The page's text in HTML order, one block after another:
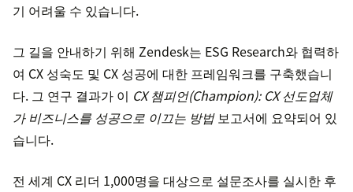
기 어려울 수 있습니다.
그 길을 안내하기 위해 Zendesk는 ESG Research와 협력하
여 CX 성숙도 및 CX 성공에 대한 프레임워크를 구축했습니
다. 그 연구 결과가 이 CX 챔피언(Champion): CX 선도업체
가 비즈니스를 성공으로 이끄는 방법보고서에 요약되어 있
습니다.
전 세계 CX 리더 1,000명을 대상으로 설문조사를 실시한 후